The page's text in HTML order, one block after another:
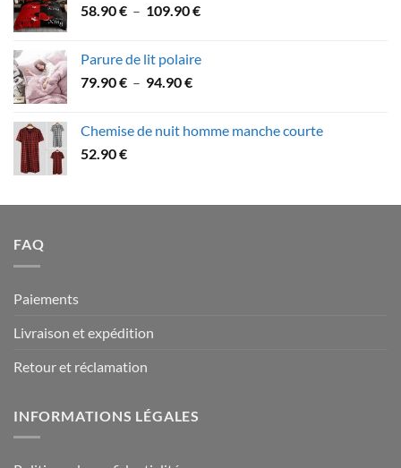
à
58.90€ – 109.90€Plage
58.90 €
Parure de lit polaire
79.90€ – 94.90€Plage
79.90 €
Chemise de nuit homme manche courte
52.90€
FAQ
Paiements
Livraison et expédition
Retour et réclamation
INFORMATIONS LÉGALES